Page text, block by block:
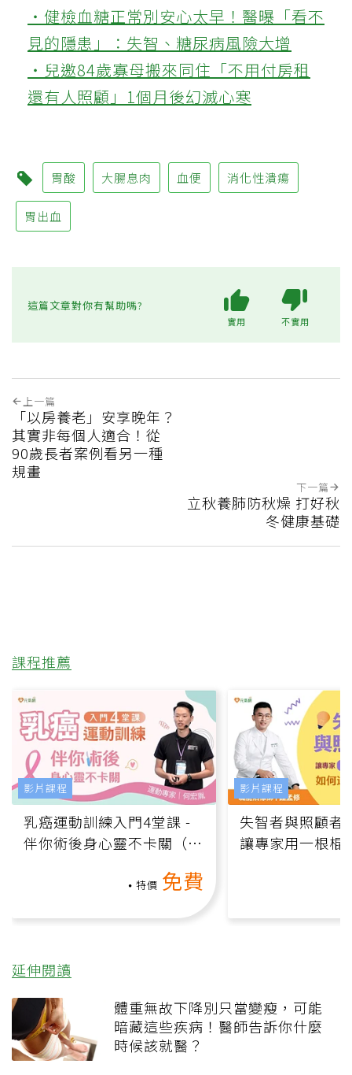
‧健檢血糖正常別安心太早！醫曝「看不
見的隱患」：失智、糖尿病風險大增
‧兒邀84歲寡母搬來同住「不用付房租
還有人照顧」1個月後幻滅心寒
胃酸 大腸息肉 血便 消化性潰瘍
胃出血
這篇文章對你有幫助嗎?
實用 不實用
上一篇
「以房養老」安享晚年？
其實非每個人適合！從
90歲長者案例看另一種
規畫
下一篇
立秋養肺防秋燥 打好秋
冬健康基礎
課程推薦
乳癌運動訓練入門4堂課 -
伴你術後身心靈不卡關（線
特價 免費
影片課程
失智者與照顧者
讓專家用一根棍
影片課程
延伸閱讀
體重無故下降別只當變瘦，可能
暗藏這些疾病！醫師告訴你什麼
時候該就醫？